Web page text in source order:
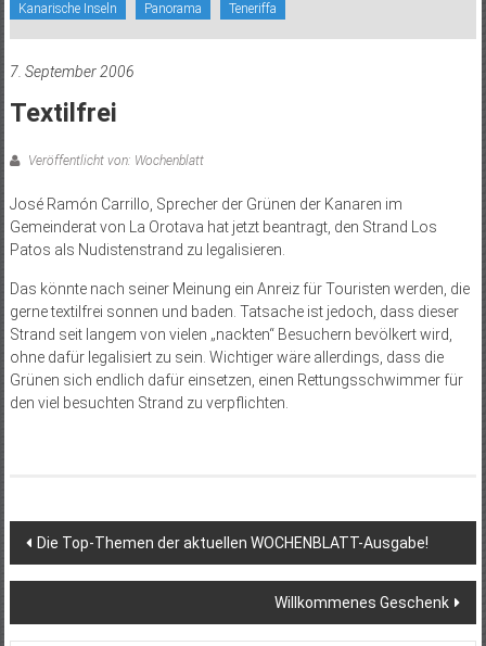
Kanarische Inseln Panorama Teneriffa
7. September 2006
Textilfrei
Veröffentlicht von: Wochenblatt
José Ramón Carrillo, Sprecher der Grünen der Kanaren im
Gemeinderat von La Orotava hat jetzt beantragt, den Strand Los
Patos als Nudistenstrand zu legalisieren.
Das könnte nach seiner Meinung ein Anreiz für Touristen werden, die
gerne textilfrei sonnen und baden. Tatsache ist jedoch, dass dieser
Strand seit langem von vielen „nackten“ Besuchern bevölkert wird,
ohne dafür legalisiert zu sein. Wichtiger wäre allerdings, dass die
Grünen sich endlich dafür einsetzen, einen Rettungsschwimmer für
den viel besuchten Strand zu verpflichten.
Beitragsnavigation
Die Top-Themen der aktuellen WOCHENBLATT-Ausgabe!
Willkommenes Geschenk